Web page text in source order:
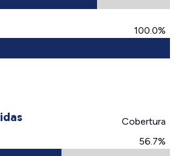
100.0%
Cobertura
56.7%